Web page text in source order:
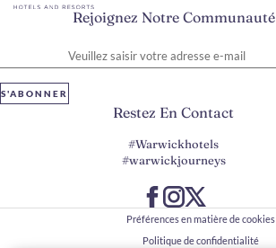
Rejoignez Notre Communauté
S'ABONNER
Restez En Contact
#Warwickhotels
#warwickjourneys
Préférences en matière de cookies
Politique de confidentialité